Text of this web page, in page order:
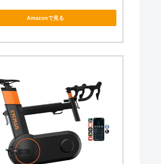
Amazonで見る